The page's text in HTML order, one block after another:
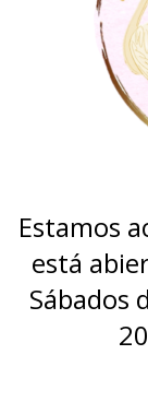
Estamos
está
Sábados